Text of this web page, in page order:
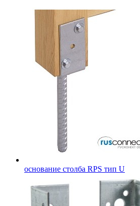
основание столба RPS тип U